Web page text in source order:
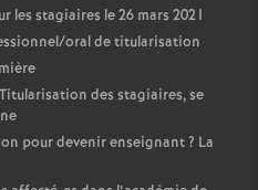
les stagiaires le 26 mars 2021
oral de titularisation
des stagiaires, se
pour devenir enseignant? La